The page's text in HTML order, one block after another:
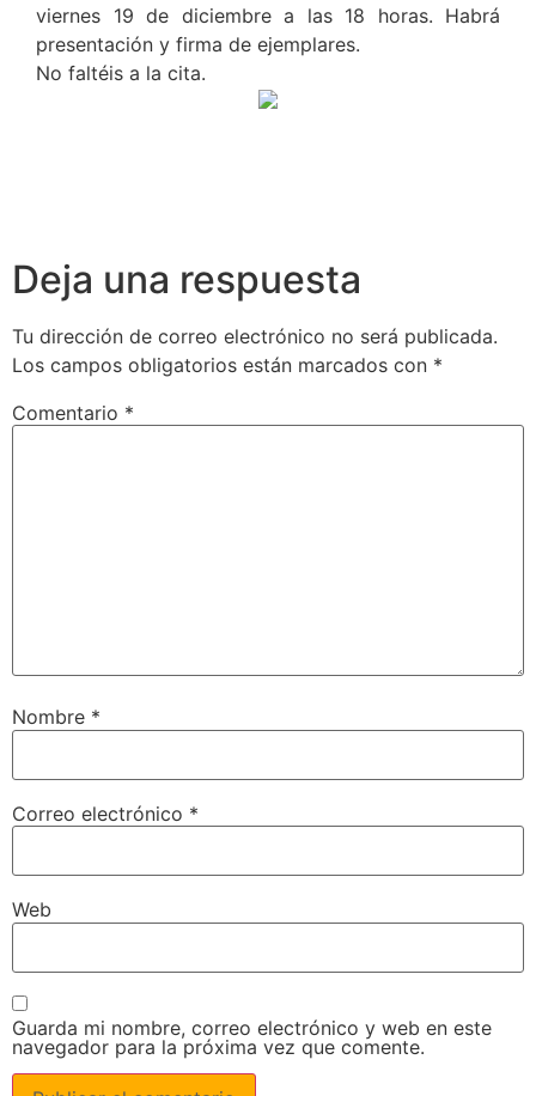
viernes 19 de diciembre a las 18 horas. Habrá
presentación y firma de ejemplares.
No faltéis a la cita.
Deja una respuesta
Tu dirección de correo electrónico no será publicada.
Los campos obligatorios están marcados con *
Comentario *
Nombre *
Correo electrónico *
Web
Guarda mi nombre, correo electrónico y web en este
navegador para la próxima vez que comente.